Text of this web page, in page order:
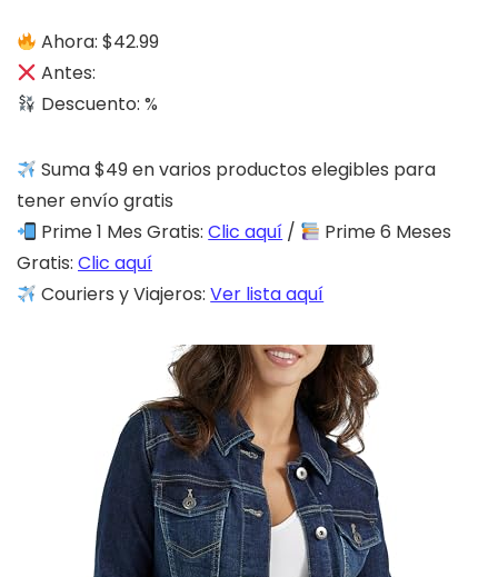
Ahora: $42.99
Antes:
Descuento: %
Suma $49 en varios productos elegibles para
tener envío gratis
Prime 1 Mes Gratis:Clic aquí /
Prime 6 Meses
Gratis: Clic aquí
Couriers y Viajeros:Ver lista aquí